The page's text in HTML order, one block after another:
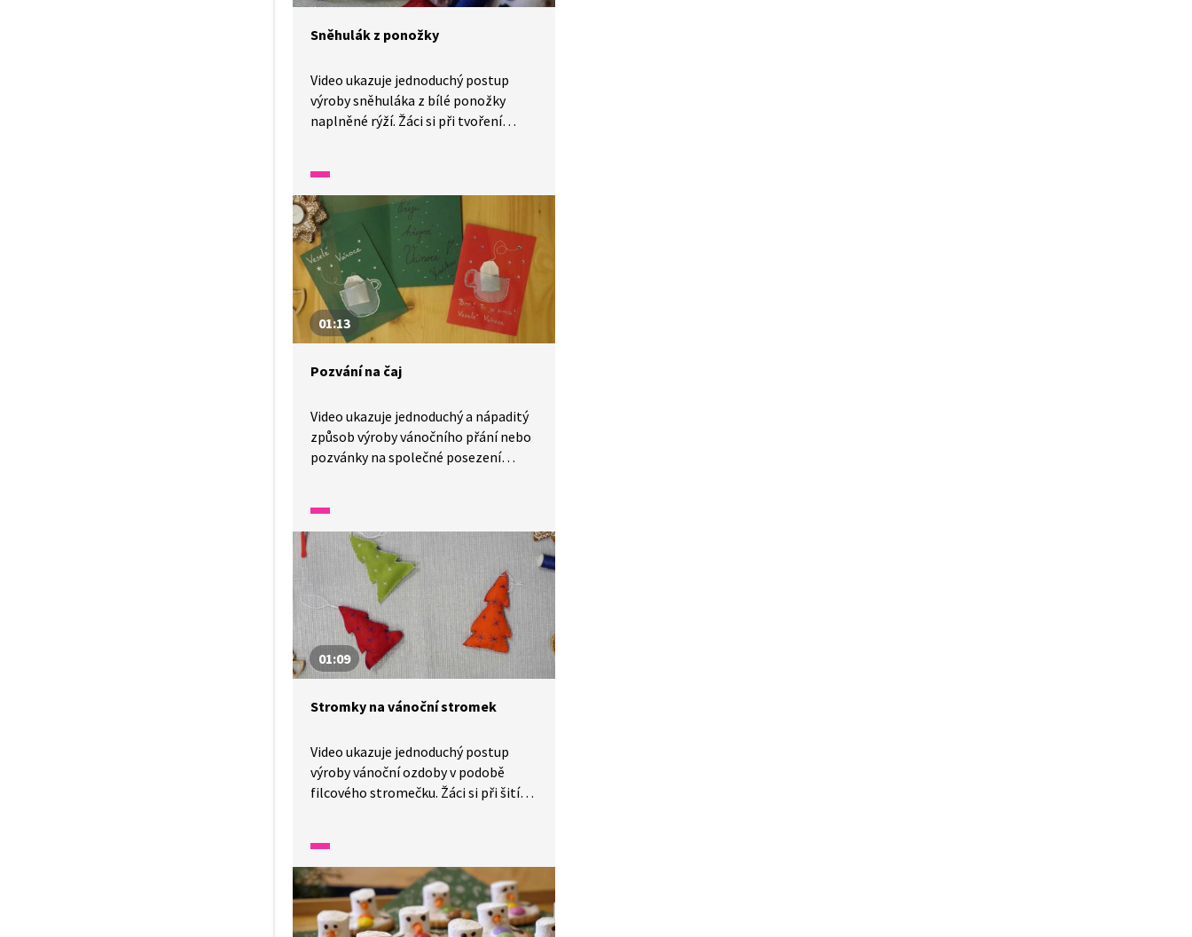
Sněhulák z ponožky
Video ukazuje jednoduchý postup
výroby sněhuláka z bílé ponožky
naplněné rýží. Žáci si při tvoření
a schopnost využít běžné materiály
netradičním způsobem. Aktivitu lze
využít při zimním tvoření,
v pracovních činnostech nebo jako
výrobu drobné dekorace.
01:13
Pozvání na čaj
Video ukazuje jednoduchý a nápaditý
způsob výroby vánočního přání nebo
pozvánky na společné posezení
využitím, rozvíjejí kreativitu, jemnou
motoriku a schopnost připravit
osobní dárek pro druhé. Aktivitu lze
využít při vánočním tvoření nebo
v rámci tématu mezilidských vztahů
a tradic.
01:09
Stromky na vánoční stromek
Video ukazuje jednoduchý postup
výroby vánoční ozdoby v podobě
filcového stromečku. Žáci si při šití
dovednosti. Aktivitu lze využít
v pracovních činnostech při výrobě
vlastních dekorací nebo jako součást
vánočního tvoření.